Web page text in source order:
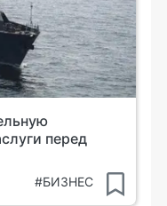
перед
#БИЗНЕС